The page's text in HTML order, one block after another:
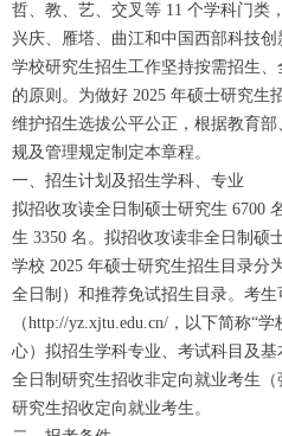
哲、教、艺、交叉等 11 个学科门类
兴庆、雁塔、曲江和中国西部科技创
学校研究生招生工作坚持按需招生
的原则。为做好 2025 年硕士研究生
维护招生选拔公平公正，根据教育
规及管理规定制定本章程。
一、招生计划及招生学科、专业
拟招收攻读全日制硕士研究生 6700
生 3350 名。拟招收攻读非全日制硕
学校 2025 年硕士研究生招生目录分
全日制）和推荐免试招生目录。考
（http://yz.xjtu.edu.cn/，以下简称“
心）拟招生学科专业、考试科目及基
全日制研究生招收非定向就业考生
研究生招收定向就业考生。